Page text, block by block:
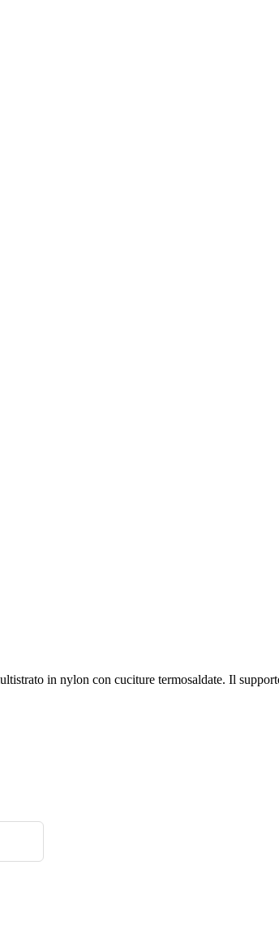
in nylon con cuciture termosaldate. Il